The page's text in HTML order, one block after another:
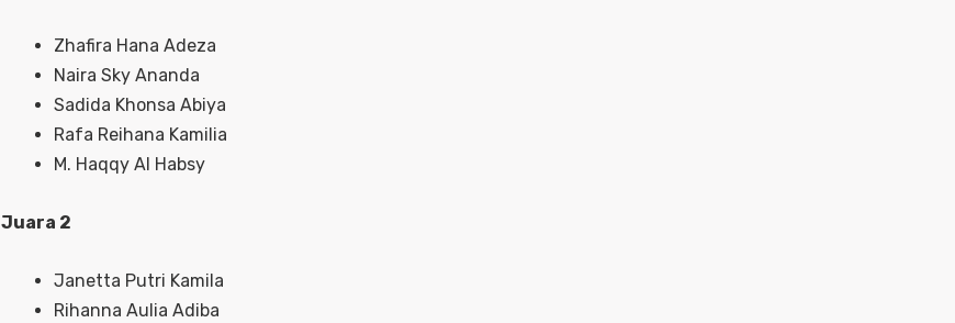
Zhafira Hana Adeza
Naira Sky Ananda
Sadida Khonsa Abiya
Rafa Reihana Kamilia
M. Haqqy Al Habsy
Juara 2
Janetta Putri Kamila
Rihanna Aulia Adiba